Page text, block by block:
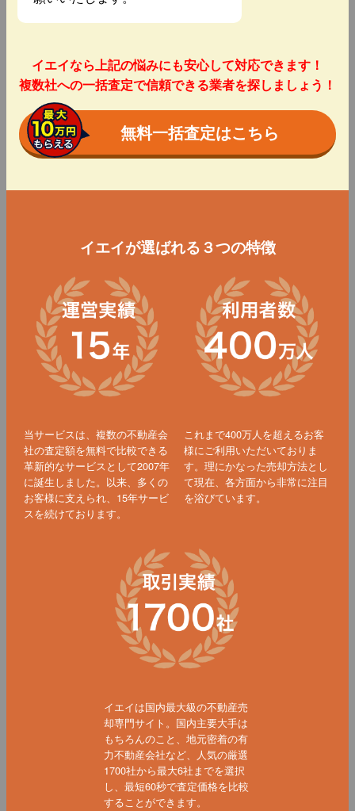
イエイなら上記の悩みにも安心して対応できます！
複数社への一括査定で信頼できる業者を探しましょう！
無料一括査定はこちら
イエイが選ばれる３つの特徴
当サービスは、複数の不動産会
社の査定額を無料で比較できる
革新的なサービスとして2007年
に誕生しました。以来、多くの
お客様に支えられ、15年サービ
スを続けております。
これまで400万人を超えるお客
様にご利用いただいておりま
す。理にかなった売却方法とし
て現在、各方面から非常に注目
を浴びています。
イエイは国内最大級の不動産売
却専門サイト。国内主要大手は
もちろんのこと、地元密着の有
力不動産会社など、人気の厳選
1700社から最大6社までを選択
し、最短60秒で査定価格を比較
することができます。